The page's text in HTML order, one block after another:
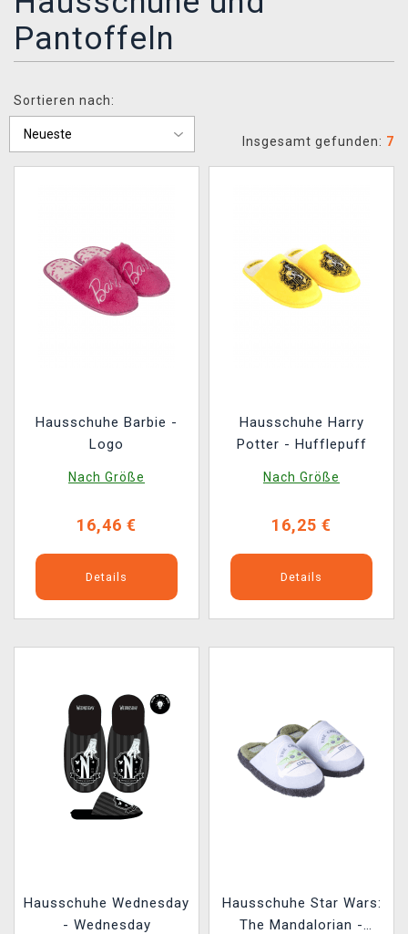
XZONE CLUB
Pantoffeln
Sortieren nach:
Insgesamt gefunden: 7
Hausschuhe Barbie -
Logo
Nach Größe
16,46 €
Details
Hausschuhe Harry
Potter - Hufflepuff
Nach Größe
16,25 €
Details
Hausschuhe Wednesday
- Wednesday
Hausschuhe Star Wars:
The Mandalorian -